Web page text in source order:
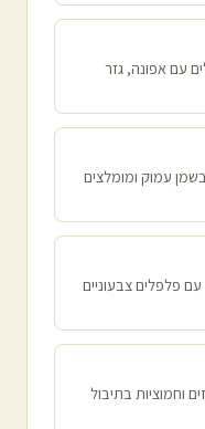
עם אפונה, גזר
עמוק ומומלצים
פלפלים צבעוניים
וחמוציות בתיבול